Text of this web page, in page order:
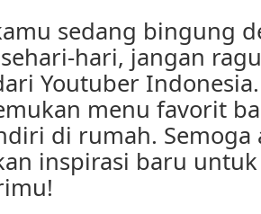
sedang bingung
hari, jangan
Youtuber
menu favorit
di rumah.
inspirasi baru